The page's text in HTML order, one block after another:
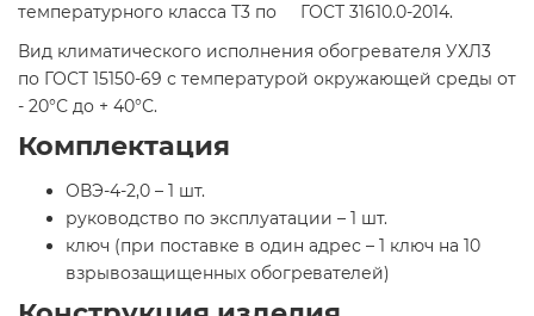
температурного класса Т3 по ГОСТ 31610.0-2014.
Вид климатического исполнения обогревателя УХЛ3
по ГОСТ 15150-69 с температурой окружающей среды от
- 20°С до + 40°С.
Комплектация
ОВЭ-4-2,0 – 1 шт.
руководство по эксплуатации – 1 шт.
ключ (при поставке в один адрес – 1 ключ на 10
взрывoзaщищенных oбoгрeвaтeлей)